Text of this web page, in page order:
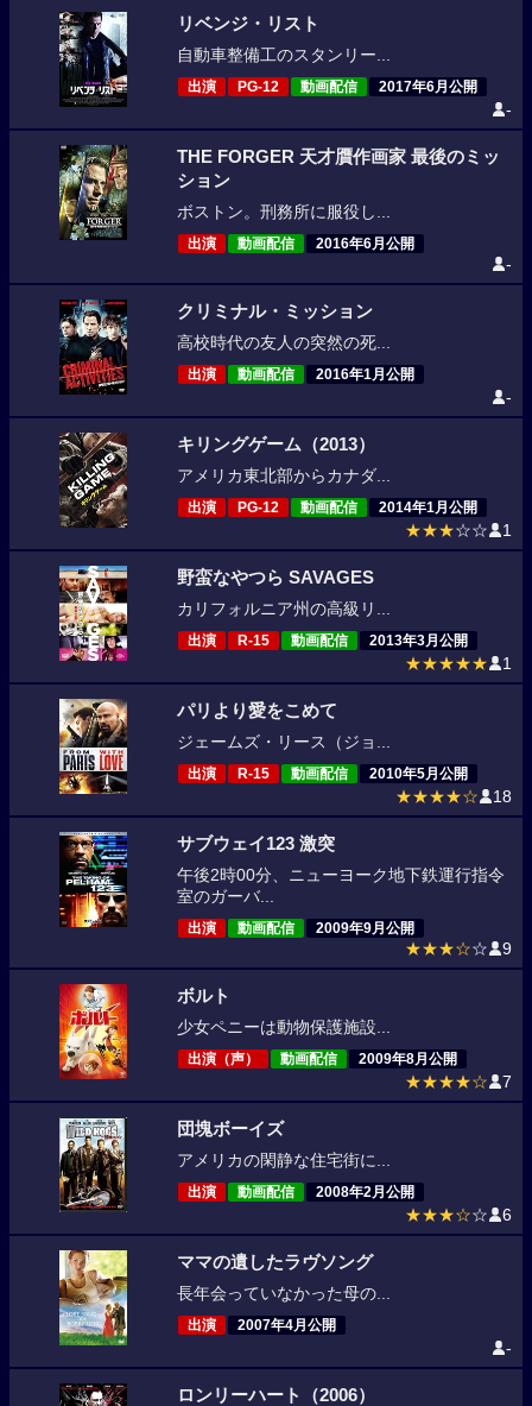
リベンジ・リスト
自動車整備工のスタンリー...
出演 PG-12 動画配信 2017年6月公開
-
THE FORGER 天才贋作画家 最後のミッ
ション
ボストン。刑務所に服役し...
出演 動画配信 2016年6月公開
-
クリミナル・ミッション
高校時代の友人の突然の死...
出演 動画配信 2016年1月公開
-
キリングゲーム（2013）
アメリカ東北部からカナダ...
出演 PG-12 動画配信 2014年1月公開
★★★☆☆ 1
野蛮なやつら SAVAGES
カリフォルニア州の高級リ...
出演 R-15 動画配信 2013年3月公開
★★★★★ 1
パリより愛をこめて
ジェームズ・リース（ジョ...
出演 R-15 動画配信 2010年5月公開
★★★★☆ 18
サブウェイ123 激突
午後2時00分、ニューヨーク地下鉄運行指令
室のガーバ...
出演 動画配信 2009年9月公開
★★★☆☆ 9
ボルト
少女ペニーは動物保護施設...
出演（声） 動画配信 2009年8月公開
★★★★☆ 7
団塊ボーイズ
アメリカの閑静な住宅街に...
出演 動画配信 2008年2月公開
★★★☆☆ 6
ママの遺したラヴソング
長年会っていなかった母の...
出演 2007年4月公開
-
ロンリーハート（2006）